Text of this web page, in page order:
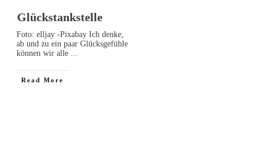
Glückstankstelle
Foto: elljay -Pixabay Ich denke,
ab und zu ein paar Glücksgefühle
können wir alle
Read More